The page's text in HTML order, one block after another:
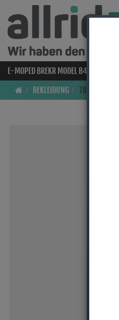
E-MOPED BREKR MODEL B4000
BEKLEIDUNG
TRIKOTS